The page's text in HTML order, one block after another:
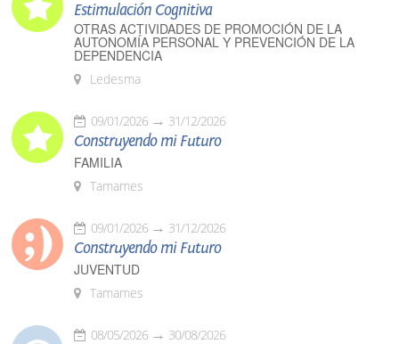
Estimulación Cognitiva
OTRAS ACTIVIDADES DE PROMOCIÓN DE LA
AUTONOMÍA PERSONAL Y PREVENCIÓN DE LA
DEPENDENCIA
Ledesma
09/01/2026 31/12/2026
Construyendo mi Futuro
FAMILIA
Tamames
09/01/2026 31/12/2026
Construyendo mi Futuro
JUVENTUD
Tamames
08/05/2026 30/08/2026